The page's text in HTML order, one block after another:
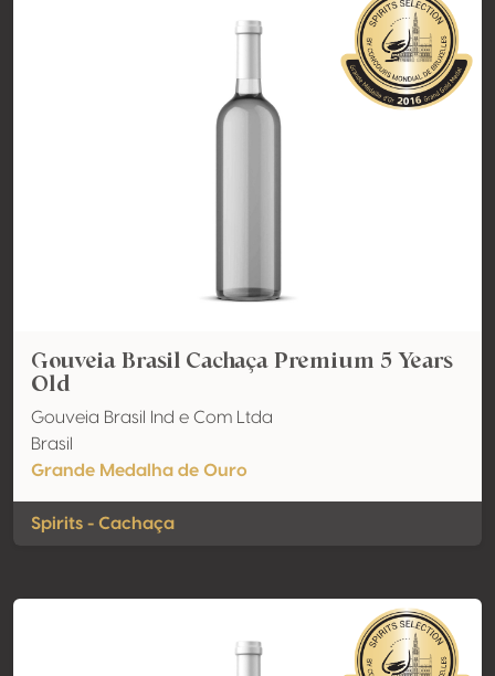
Gouveia Brasil Cachaça Premium 5 Years
Old
Gouveia Brasil Ind e Com Ltda
Brasil
Grande Medalha de Ouro
Spirits - Cachaça